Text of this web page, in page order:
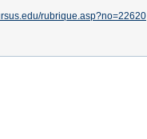
rubrique.asp?no=22620